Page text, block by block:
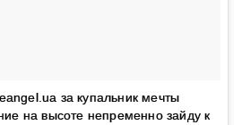
за купальник мечты
на высоте непременно зайду к